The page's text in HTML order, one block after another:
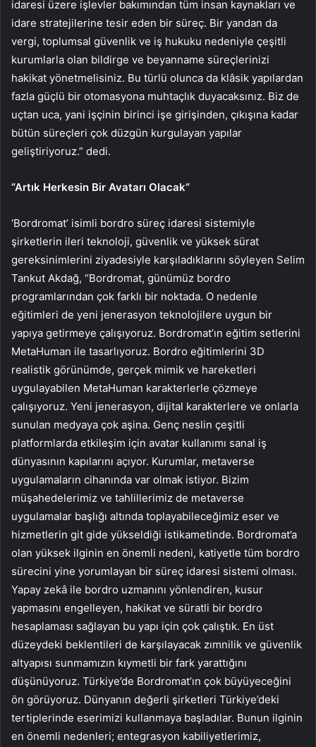
idaresi üzere işlevler bakımından tüm insan kaynakları ve
idare stratejilerine tesir eden bir süreç. Bir yandan da
vergi, toplumsal güvenlik ve iş hukuku nedeniyle çeşitli
kurumlarla olan bildirge ve beyanname süreçlerinizi
hakikat yönetmelisiniz. Bu türlü olunca da klâsik yapılardan
fazla güçlü bir otomasyona muhtaçlık duyacaksınız. Biz de
uçtan uca, yani işçinin birinci işe girişinden, çıkışına kadar
bütün süreçleri çok düzgün kurgulayan yapılar
geliştiriyoruz.” dedi.
“Artık Herkesin Bir Avatarı Olacak”
‘Bordromat’ isimli bordro süreç idaresi sistemiyle
şirketlerin ileri teknoloji, güvenlik ve yüksek sürat
gereksinimlerini ziyadesiyle karşıladıklarını söyleyen Selim
Tankut Akdağ, “Bordromat, günümüz bordro
programlarından çok farklı bir noktada. O nedenle
eğitimleri de yeni jenerasyon teknolojilere uygun bir
yapıya getirmeye çalışıyoruz. Bordromat’ın eğitim setlerini
MetaHuman ile tasarlıyoruz. Bordro eğitimlerini 3D
realistik görünümde, gerçek mimik ve hareketleri
uygulayabilen MetaHuman karakterlerle çözmeye
çalışıyoruz. Yeni jenerasyon, dijital karakterlere ve onlarla
sunulan medyaya çok aşina. Genç neslin çeşitli
platformlarda etkileşim için avatar kullanımı sanal iş
dünyasının kapılarını açıyor. Kurumlar, metaverse
uygulamaların cihanında var olmak istiyor. Bizim
müşahedelerimiz ve tahlillerimiz de metaverse
uygulamalar başlığı altında toplayabileceğimiz eser ve
hizmetlerin git gide yükseldiği istikametinde. Bordromat’a
olan yüksek ilginin en önemli nedeni, katiyetle tüm bordro
sürecini yine yorumlayan bir süreç idaresi sistemi olması.
Yapay zekâ ile bordro uzmanını yönlendiren, kusur
yapmasını engelleyen, hakikat ve süratli bir bordro
hesaplaması sağlayan bu yapı için çok çalıştık. En üst
düzeydeki beklentileri de karşılayacak zımnilik ve güvenlik
altyapısı sunmamızın kıymetli bir fark yarattığını
düşünüyoruz. Türkiye’de Bordromat’ın çok büyüyeceğini
ön görüyoruz. Dünyanın değerli şirketleri Türkiye’deki
tertiplerinde eserimizi kullanmaya başladılar. Bunun ilginin
en önemli nedenleri; entegrasyon kabiliyetlerimiz,